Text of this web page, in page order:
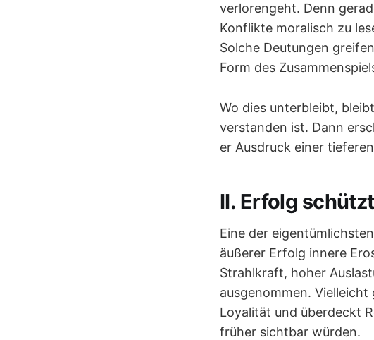
verlorengeht. Denn
Konflikte moralisch zu
Solche Deutungen
Form des
Wo dies unterbleibt,
verstanden ist. Dann
er Ausdruck einer
II. Erfolg
Eine der
äußerer Erfolg innere
Strahlkraft, hoher
ausgenommen.
Loyalität und überdeckt
früher sichtbar würden.